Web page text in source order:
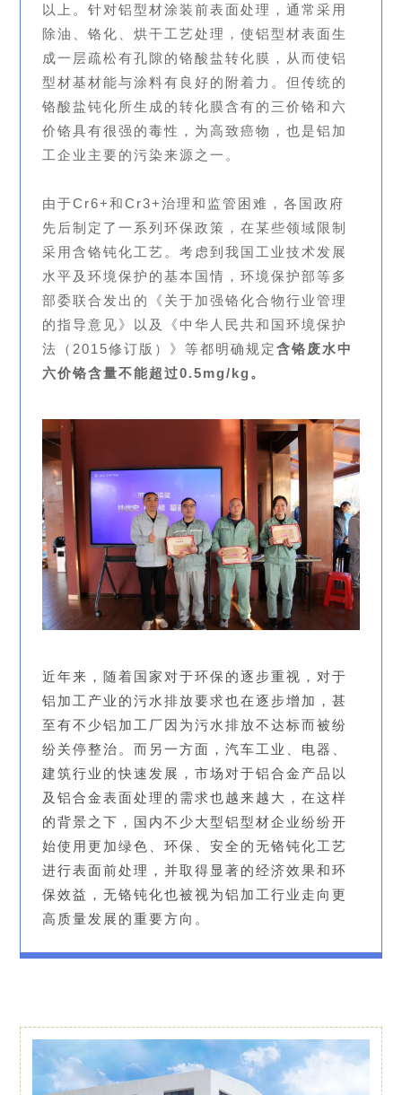
以上。针对铝型材涂装前表面处理，通常采用
除油、铬化、烘干工艺处理，使铝型材表面生
成一层疏松有孔隙的铬酸盐转化膜，从而使铝
型材基材能与涂料有良好的附着力。但传统的
铬酸盐钝化所生成的转化膜含有的三价铬和六
价铬具有很强的毒性，为高致癌物，也是铝加
工企业主要的污染来源之一。
由于Cr6+和Cr3+治理和监管困难，各国政府
先后制定了一系列环保政策，在某些领域限制
采用含铬钝化工艺。考虑到我国工业技术发展
水平及环境保护的基本国情，环境保护部等多
部委联合发出的《关于加强铬化合物行业管理
的指导意见》以及《中华人民共和国环境保护
法（2015修订版）》等都明确规定含铬废水中
六价铬含量不能超过0.5mg/kg。
近年来，随着国家对于环保的逐步重视，对于
铝加工产业的污水排放要求也在逐步增加，甚
至有不少铝加工厂因为污水排放不达标而被纷
纷关停整治。而另一方面，汽车工业、电器、
建筑行业的快速发展，市场对于铝合金产品以
及铝合金表面处理的需求也越来越大，在这样
的背景之下，国内不少大型铝型材企业纷纷开
始使用更加绿色、环保、安全的无铬钝化工艺
进行表面前处理，并取得显著的经济效果和环
保效益，无铬钝化也被视为铝加工行业走向更
高质量发展的重要方向。